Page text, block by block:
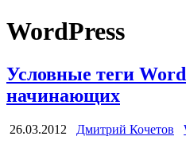
WordPress
Условные теги
начинающих
26.03.2012 Дмитрий Кочетов